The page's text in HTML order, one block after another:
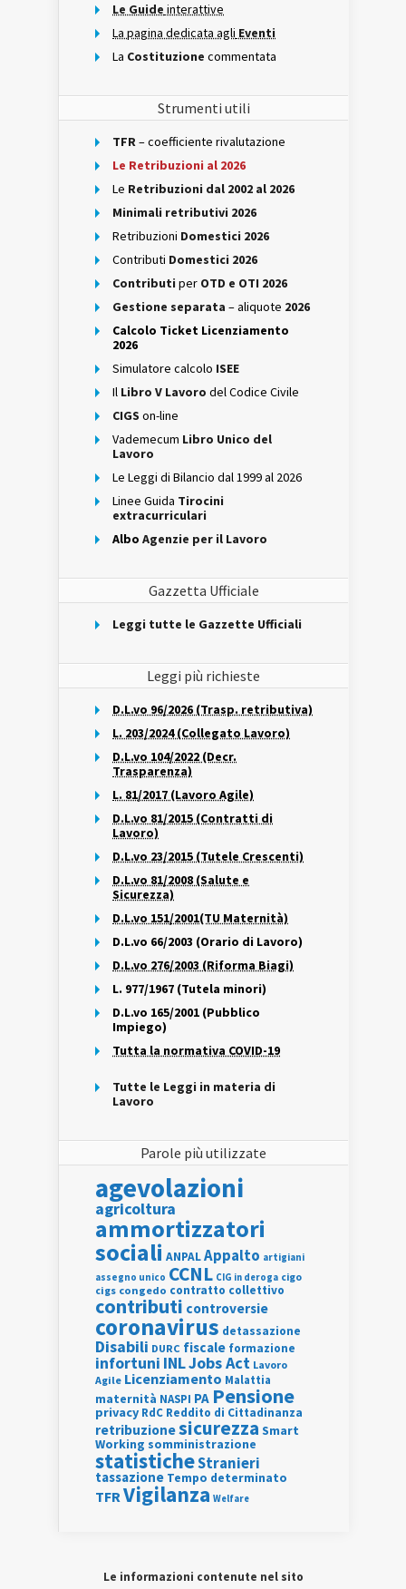
Le Guide interattive
La pagina dedicata agli Eventi
La Costituzione commentata
Strumenti utili
TFR– coefficiente rivalutazione
Le Retribuzioni al 2026
Le Retribuzioni dal 2002 al 2026
Minimali retributivi 2026
Retribuzioni Domestici 2026
Contributi Domestici 2026
Contributi per OTD e OTI 2026
Gestione separata – aliquote 2026
Calcolo Ticket Licenziamento
2026
Simulatore calcolo ISEE
Il Libro V Lavoro del Codice Civile
CIGS on-line
Vademecum Libro Unico del
Lavoro
Le Leggi di Bilancio dal 1999 al 2026
Linee Guida Tirocini
extracurriculari
Albo Agenzie per il Lavoro
Gazzetta Ufficiale
Leggi tutte le Gazzette Ufficiali
Leggi più richieste
D.L.vo 96/2026 (Trasp. retributiva)
L. 203/2024 (Collegato Lavoro)
D.L.vo 104/2022 (Decr.
Trasparenza)
L. 81/2017 (Lavoro Agile)
D.L.vo 81/2015 (Contratti di
Lavoro)
D.L.vo 23/2015 (Tutele Crescenti)
D.L.vo 81/2008 (Salute e
Sicurezza)
D.L.vo 151/2001(TU Maternità)
D.L.vo 66/2003 (Orario di Lavoro)
D.L.vo 276/2003 (Riforma Biagi)
L. 977/1967 (Tutela minori)
D.L.vo 165/2001 (Pubblico
Impiego)
Tutta la normativa COVID-19
Tutte le Leggi in materia di
Lavoro
Parole più utilizzate
agevolazioni
agricoltura
ammortizzatori
sociali ANPALAppalto artigiani
assegno unico CCNL CIG in deroga cigo
cigs congedo contratto collettivo
contributi controversie
coronavirus detassazione
Disabili DURC fiscale formazione
infortuni INLJobs Act Lavoro
Agile Licenziamento Malattia
maternità NASPI PA Pensione
privacy RdC Reddito di Cittadinanza
retribuzionesicurezza Smart
Working somministrazione
statisticheStranieri
tassazione Tempo determinato
TFRVigilanza Welfare
Le informazioni contenute nel sito